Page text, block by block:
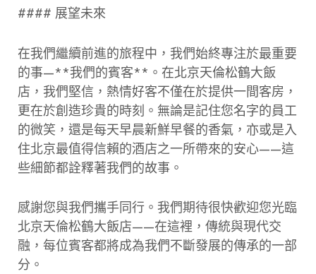
#### 展望未來
在我們繼續前進的旅程中，我們始終專注於最重要
的事—**我們的賓客**。在北京天倫松鶴大飯
店，我們堅信，熱情好客不僅在於提供一間客房，
更在於創造珍貴的時刻。無論是記住您名字的員工
的微笑，還是每天早晨新鮮早餐的香氣，亦或是入
住北京最值得信賴的酒店之一所帶來的安心——這
些細節都詮釋著我們的故事。
感謝您與我們攜手同行。我們期待很快歡迎您光臨
北京天倫松鶴大飯店——在這裡，傳統與現代交
融，每位賓客都將成為我們不斷發展的傳承的一部
分。